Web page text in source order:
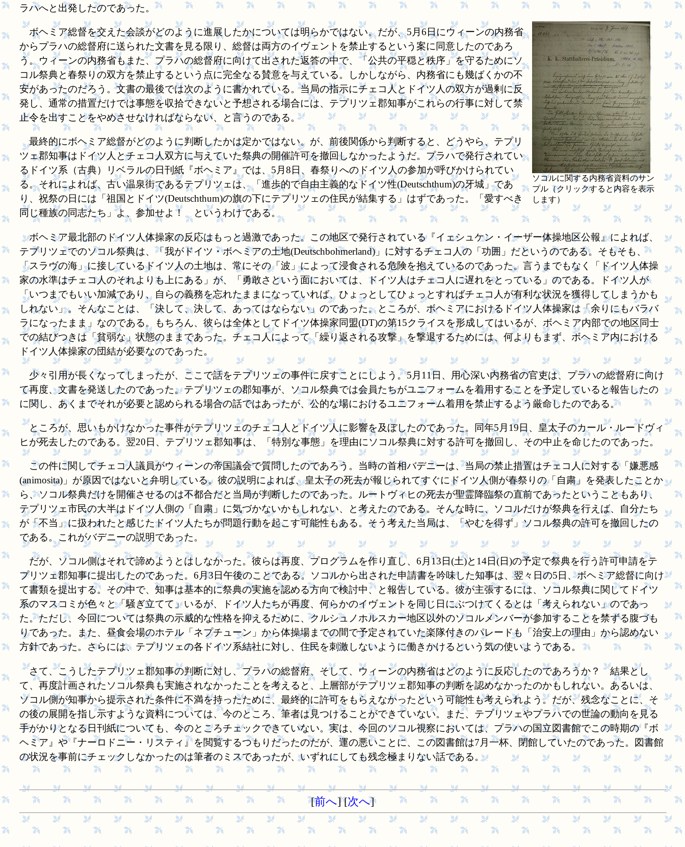
ラハへと出発したのであった。
ソコルに関する内務省資料のサン
プル（クリックすると内容を表示
します）
ボヘミア総督を交えた会談がどのように進展したかについては明らかではない。だが、5月6日にウィーンの内務省
からプラハの総督府に送られた文書を見る限り、総督は両方のイヴェントを禁止するという案に同意したのであろ
う。ウィーンの内務省もまた、プラハの総督府に向けて出された返答の中で、「公共の平穏と秩序」を守るためにソ
コル祭典と春祭りの双方を禁止するという点に完全なる賛意を与えている。しかしながら、内務省にも幾ばくかの不
安があったのだろう。文書の最後では次のように書かれている。当局の指示にチェコ人とドイツ人の双方が過剰に反
発し、通常の措置だけでは事態を収拾できないと予想される場合には、テプリツェ郡知事がこれらの行事に対して禁
止令を出すことをやめさせなければならない、と言うのである。
最終的にボヘミア総督がどのように判断したかは定かではない。が、前後関係から判断すると、どうやら、テプリ
ツェ郡知事はドイツ人とチェコ人双方に与えていた祭典の開催許可を撤回しなかったようだ。プラハで発行されてい
るドイツ系（古典）リベラルの日刊紙『ボヘミア』では、5月8日、春祭りへのドイツ人の参加が呼びかけられてい
る。それによれば、古い温泉街であるテプリツェは、「進歩的で自由主義的なドイツ性(Deutschthum)の牙城」であ
り、祝祭の日には「祖国とドイツ(Deutschthum)の旗の下にテプリツェの住民が結集する」はずであった。「愛すべき
同じ種族の同志たち」よ、参加せよ！ というわけである。
ボヘミア最北部のドイツ人体操家の反応はもっと過激であった。この地区で発行されている『イェシュケン・イーザー体操地区公報』によれば、
テプリツェでのソコル祭典は、「我がドイツ・ボヘミアの土地(Deutschbohmerland)」に対するチェコ人の「功囲」だというのである。そもそも、
「スラヴの海」に接しているドイツ人の土地は、常にその「波」によって浸食される危険を抱えているのであった。言うまでもなく「ドイツ人体操
家の水準はチェコ人のそれよりも上にある」が、「勇敢さという面においては、ドイツ人はチェコ人に遅れをとっている」のである。ドイツ人が
「いつまでもいい加減であり、自らの義務を忘れたままになっていれば、ひょっとしてひょっとすればチェコ人が有利な状況を獲得してしまうかも
しれない」。そんなことは、「決して、決して、あってはならない」のであった。ところが、ボヘミアにおけるドイツ人体操家は「余りにもバラバ
ラになったまま」なのである。もちろん、彼らは全体としてドイツ体操家同盟(DT)の第15クライスを形成してはいるが、ボヘミア内部での地区同士
での結びつきは「貧弱な」状態のままであった。チェコ人によって「繰り返される攻撃」を撃退するためには、何よりもまず、ボヘミア内における
ドイツ人体操家の団結が必要なのであった。
少々引用が長くなってしまったが、ここで話をテプリツェの事件に戻すことにしよう。5月11日、用心深い内務省の官吏は、プラハの総督府に向け
て再度、文書を発送したのであった。テプリツェの郡知事が、ソコル祭典では会員たちがユニフォームを着用することを予定していると報告したの
に関し、あくまでそれが必要と認められる場合の話ではあったが、公的な場におけるユニフォーム着用を禁止するよう厳命したのである。
ところが、思いもかけなかった事件がテプリツェのチェコ人とドイツ人に影響を及ぼしたのであった。同年5月19日、皇太子のカール・ルードヴィ
ヒが死去したのである。翌20日、テプリツェ郡知事は、「特別な事態」を理由にソコル祭典に対する許可を撤回し、その中止を命じたのであった。
この件に関してチェコ人議員がウィーンの帝国議会で質問したのであろう。当時の首相バデニーは、当局の禁止措置はチェコ人に対する「嫌悪感
(animosita)」が原因ではないと弁明している。彼の説明によれば、皇太子の死去が報じられてすぐにドイツ人側が春祭りの「自粛」を発表したことか
ら、ソコル祭典だけを開催させるのは不都合だと当局が判断したのであった。ルートヴィヒの死去が聖霊降臨祭の直前であったということもあり、
テプリツェ市民の大半はドイツ人側の「自粛」に気づかないかもしれない、と考えたのである。そんな時に、ソコルだけが祭典を行えば、自分たち
が「不当」に扱われたと感じたドイツ人たちが問題行動を起こす可能性もある。そう考えた当局は、「やむを得ず」ソコル祭典の許可を撤回したの
である。これがバデニーの説明であった。
だが、ソコル側はそれで諦めようとはしなかった。彼らは再度、プログラムを作り直し、6月13日(土)と14日(日)の予定で祭典を行う許可申請をテ
プリツェ郡知事に提出したのであった。6月3日午後のことである。ソコルから出された申請書を吟味した知事は、翌々日の5日、ボヘミア総督に向け
て書類を提出する。その中で、知事は基本的に祭典の実施を認める方向で検討中、と報告している。彼が主張するには、ソコル祭典に関してドイツ
系のマスコミが色々と「騒ぎ立てて」いるが、ドイツ人たちが再度、何らかのイヴェントを同じ日にぶつけてくるとは「考えられない」のであっ
た。ただし、今回については祭典の示威的な性格を抑えるために、クルシュノホルスカー地区以外のソコルメンバーが参加することを禁ずる腹づも
りであった。また、昼食会場のホテル「ネプチューン」から体操場までの間で予定されていた楽隊付きのパレードも「治安上の理由」から認めない
方針であった。さらには、テプリツェの各ドイツ系結社に対し、住民を刺激しないように働きかけるという気の使いようである。
さて、こうしたテプリツェ郡知事の判断に対し、プラハの総督府、そして、ウィーンの内務省はどのように反応したのであろうか？ 結果とし
て、再度計画されたソコル祭典も実施されなかったことを考えると、上層部がテプリツェ郡知事の判断を認めなかったのかもしれない。あるいは、
ソコル側が知事から提示された条件に不満を持ったために、最終的に許可をもらえなかったという可能性も考えられよう。だが、残念なことに、そ
の後の展開を指し示すような資料については、今のところ、筆者は見つけることができていない。また、テプリツェやプラハでの世論の動向を見る
手がかりとなる日刊紙についても、今のところチェックできていない。実は、今回のソコル視察においては、プラハの国立図書館でこの時期の『ボ
ヘミア』や『ナーロドニー・リスティ』を閲覧するつもりだったのだが、運の悪いことに、この図書館は7月一杯、閉館していたのであった。図書館
の状況を事前にチェックしなかったのは筆者のミスであったが、いずれにしても残念極まりない話である。
[前へ] [次へ]